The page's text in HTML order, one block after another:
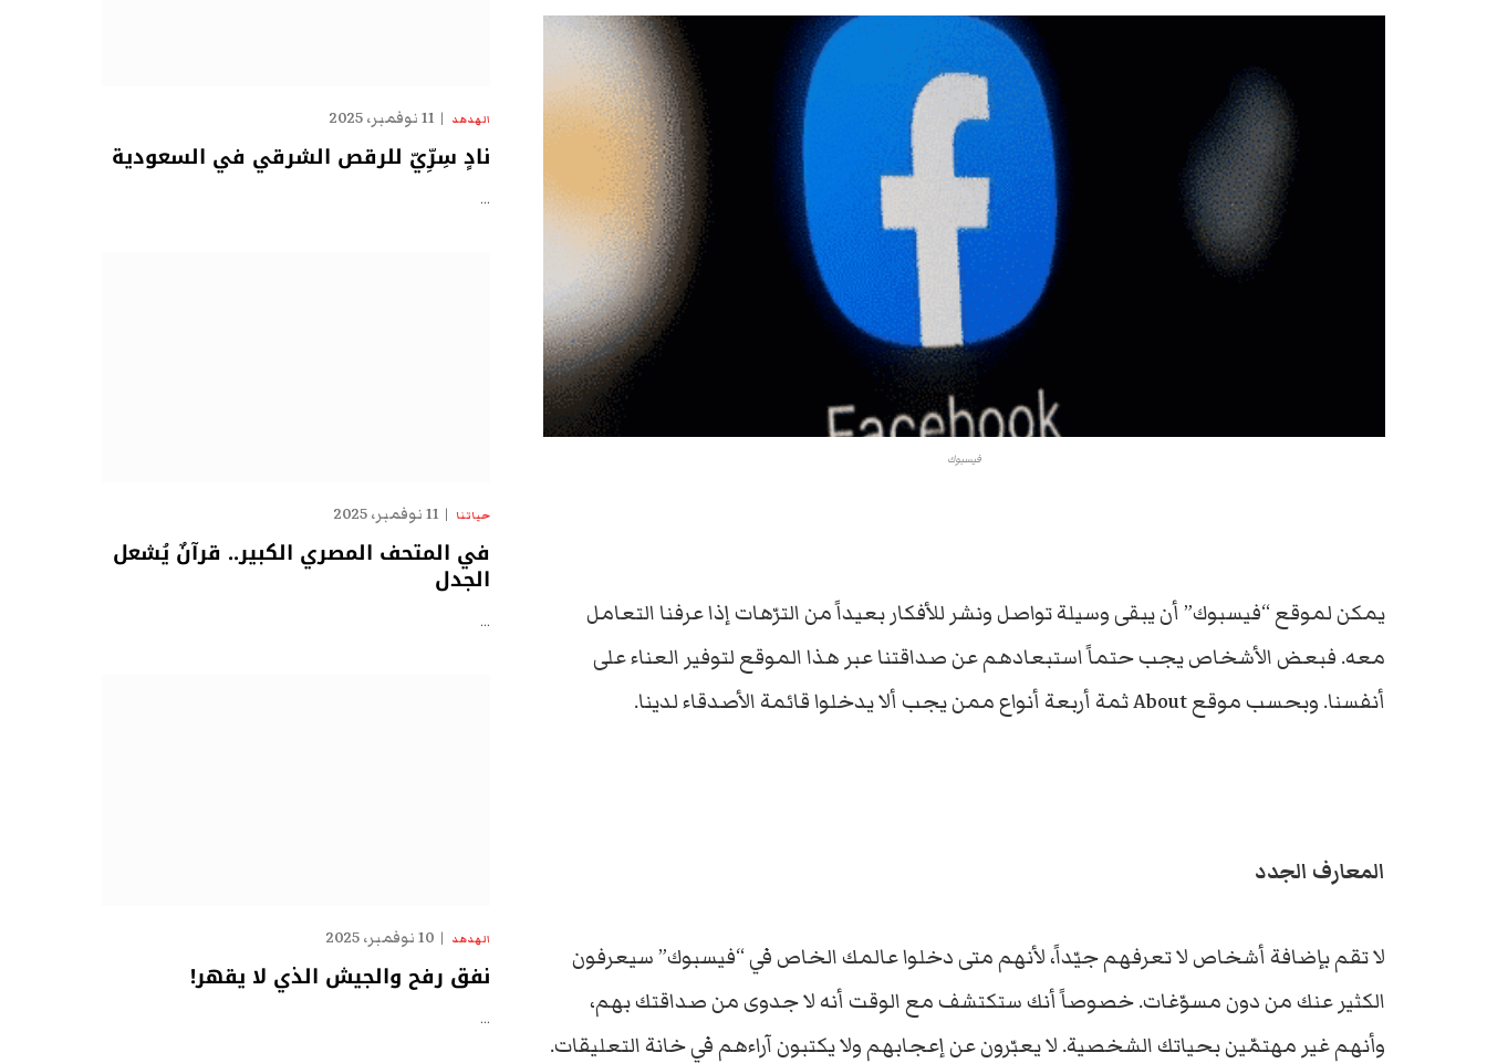
فيسبوك
يمكن لموقع “فيسبوك” أن يبقى وسيلة تواصل ونشر للأفكار بعيداً من الترّهات إذا عرفنا التعامل
معه. فبعض الأشخاص يجب حتماً استبعادهم عن صداقتنا عبر هذا الموقع لتوفير العناء على
أنفسنا. وبحسب موقع About ثمة أربعة أنواع ممن يجب ألا يدخلوا قائمة الأصدقاء لدينا.
المعارف الجدد
لا تقم بإضافة أشخاص لا تعرفهم جيّداً، لأنهم متى دخلوا عالمك الخاص في “فيسبوك” سيعرفون
الكثير عنك من دون مسوّغات. خصوصاً أنك ستكتشف مع الوقت أنه لا جدوى من صداقتك بهم،
وأنهم غير مهتمّين بحياتك الشخصية. لا يعبّرون عن إعجابهم ولا يكتبون آراءهم في خانة التعليقات.
الهدهد 11 نوفمبر، 2025
نادٍ سِرِّيّ للرقص الشرقي في السعودية
…
حياتنا 11 نوفمبر، 2025
في المتحف المصري الكبير.. قرآنٌ يُشعل
الجدل
…
الهدهد 10 نوفمبر، 2025
نفق رفح والجيش الذي لا يقهر!
…